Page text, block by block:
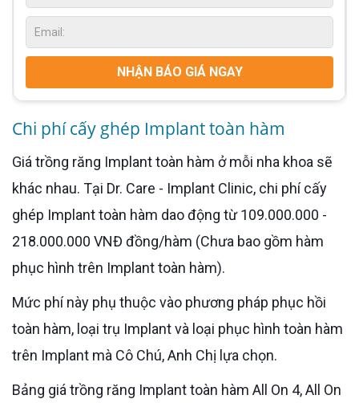
NHẬN BÁO GIÁ NGAY
Chi phí cấy ghép Implant toàn hàm
Giá trồng răng Implant toàn hàm ở mỗi nha khoa sẽ
khác nhau. Tại Dr. Care - Implant Clinic, chi phí cấy
ghép Implant toàn hàm dao động từ 109.000.000 -
218.000.000 VNĐ đồng/hàm (Chưa bao gồm hàm
phục hình trên Implant toàn hàm).
Mức phí này phụ thuộc vào phương pháp phục hồi
toàn hàm, loại trụ Implant và loại phục hình toàn hàm
trên Implant mà Cô Chú, Anh Chị lựa chọn.
Bảng giá trồng răng Implant toàn hàm All On 4, All On